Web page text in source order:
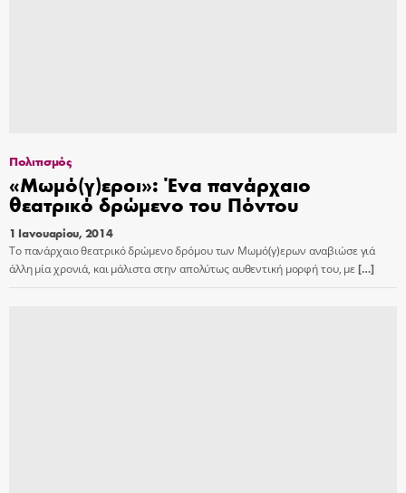
Πολιτισμός
«Μωμό(γ)εροι»: Ένα πανάρχαιο
θεατρικό δρώμενο του Πόντου
1 Ιανουαρίου, 2014
Το πανάρχαιο θεατρικό δρώμενο δρόμου των Μωμό(γ)ερων αναβιώσε γιά
άλλη μία χρονιά, και μάλιστα στην απολύτως αυθεντική μορφή του, με[…]